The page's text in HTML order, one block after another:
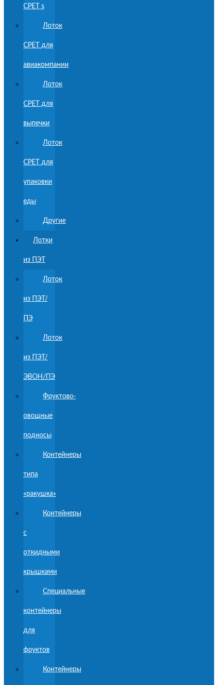
CPET s
Лоток
CPET для
авиакомпании
Лоток
CPET для
выпечки
Лоток
CPET для
упаковки
еды
Другие
Лотки
из ПЭТ
Лоток
из ПЭТ/
ПЭ
Лоток
из ПЭТ/
ЭВОН/ПЭ
Фруктово-
овощные
подносы
Контейнеры
типа
«ракушка»
Контейнеры
с
откидными
крышками
Специальные
контейнеры
для
фруктов
Контейнеры